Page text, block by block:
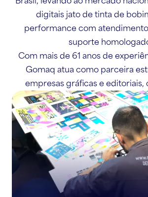
digitais jato de tinta de
performance com
suporte
Com mais de 61 anos de
Gomaq atua como parceira
empresas gráficas e editoriais,